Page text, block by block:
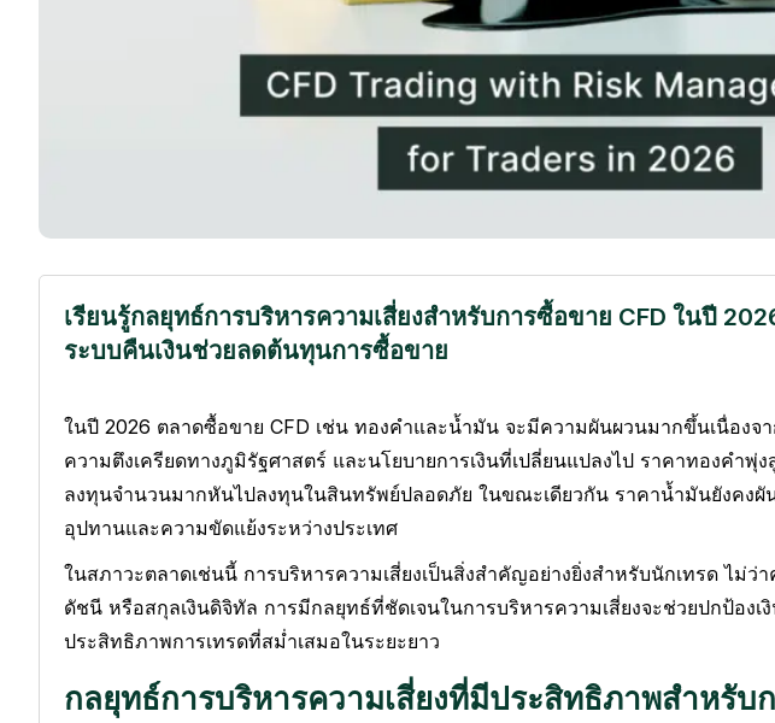
เรียนรู้กลยุทธ์การบริหารความเสี่ยงสำหรับการซื้อขาย CFD ในปี
ระบบคืนเงินช่วยลดต้นทุนการซื้อขาย
ในปี 2026 ตลาดซื้อขาย CFD เช่น ทองคำและน้ำมัน จะมีความผันผวนมากขึ้นเนื่องจ
ความตึงเครียดทางภูมิรัฐศาสตร์ และนโยบายการเงินที่เปลี่ยนแปลงไป ราคาทองคำพุ่
ลงทุนจำนวนมากหันไปลงทุนในสินทรัพย์ปลอดภัย ในขณะเดียวกัน ราคาน้ำมันยังคงผัน
อุปทานและความขัดแย้งระหว่างประเทศ
ในสภาวะตลาดเช่นนี้ การบริหารความเสี่ยงเป็นสิ่งสำคัญอย่างยิ่งสำหรับนักเทรด ไม่
ดัชนี หรือสกุลเงินดิจิทัล การมีกลยุทธ์ที่ชัดเจนในการบริหารความเสี่ยงจะช่วยปกป้อ
ประสิทธิภาพการเทรดที่สม่ำเสมอในระยะยาว
กลยุทธ์การบริหารความเสี่ยงที่มีประสิทธิภาพสำหรับ